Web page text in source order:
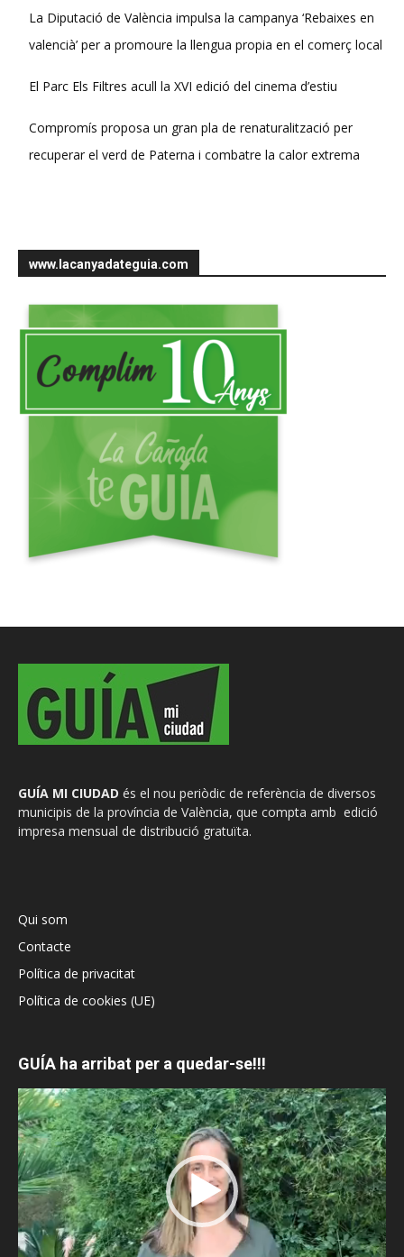
La Diputació de València impulsa la campanya ‘Rebaixes en
valencià’ per a promoure la llengua propia en el comerç local
El Parc Els Filtres acull la XVI edició del cinema d’estiu
Compromís proposa un gran pla de renaturalització per
recuperar el verd de Paterna i combatre la calor extrema
www.lacanyadateguia.com
GUÍA MI CIUDAD és el nou periòdic de referència de diversos
municipis de la província de València, que compta amb edició
impresa mensual de distribució gratuïta.
Qui som
Contacte
Política de privacitat
Política de cookies (UE)
GUÍA ha arribat per a quedar-se!!!
Reproductor
de
vídeo